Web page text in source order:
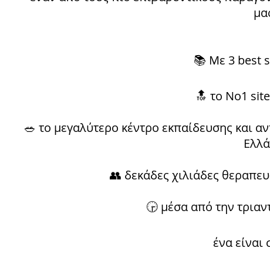
📚 Με 3 best
🔝 το Νο1
🥗 το μεγαλύτερο κέντρο εκπαίδευσης και
👥 δεκάδες χιλιάδες
🕞 μέσα από την
ένα είναι